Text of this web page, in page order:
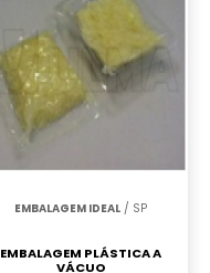
EMBALAGEM IDEAL / SP
EMBALAGEM PLÁSTICA A
VÁCUO